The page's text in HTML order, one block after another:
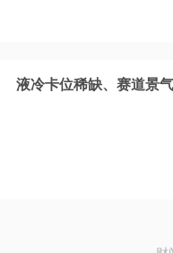
液冷卡位稀缺、赛道景